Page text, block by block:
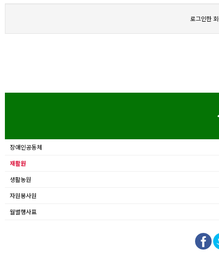
로그인한
장애인공동체
재활원
생활농원
자원봉사원
월별행사표